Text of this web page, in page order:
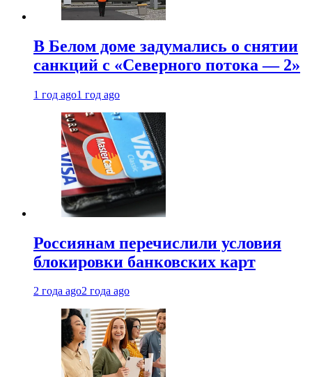
В Белом доме задумались о снятии
санкций с «Северного потока — 2»
1 год ago1 год ago
Россиянам перечислили условия
блокировки банковских карт
2 года ago2 года ago